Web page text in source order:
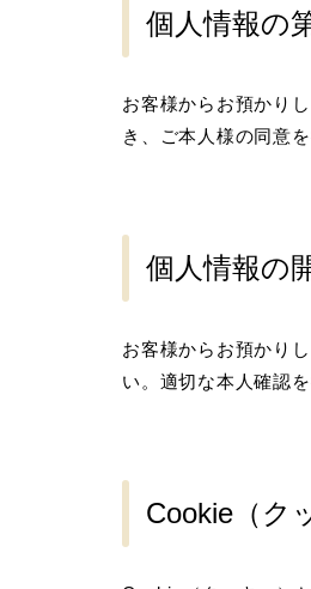
個人情報の
お客様からお預かり
き、ご本人様の同意
個人情報の
お客様からお預かり
い。適切な本人確認
Cookie（ク